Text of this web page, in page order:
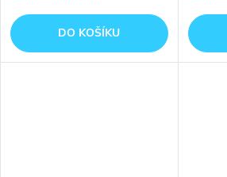
DO KOŠÍKU